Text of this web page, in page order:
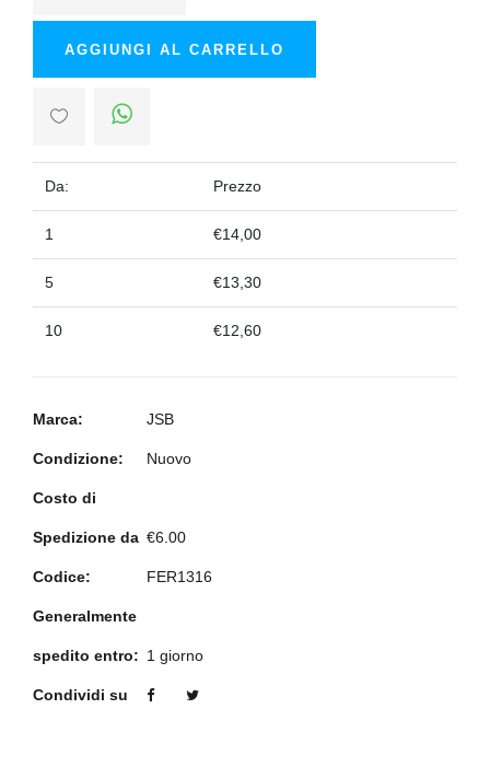
AGGIUNGI AL CARRELLO
Da: Prezzo
1 €14,00
5 €13,30
10 €12,60
Marca: JSB
Condizione: Nuovo
Costo di
Spedizione da €6.00
Codice: FER1316
Generalmente
spedito entro: 1 giorno
Condividi su